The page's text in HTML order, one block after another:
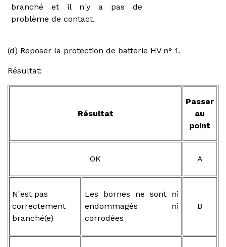
branché et il n'y a pas de
problème de contact.
(d) Reposer la protection de batterie HV n° 1.
Résultat:
Résultat
Passer
au
point
OK A
N'est pas
correctement
branché(e)
Les bornes ne sont ni
endommagés ni
corrodées
B